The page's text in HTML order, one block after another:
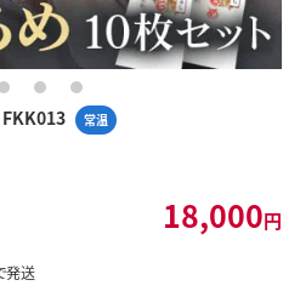
FKK013 常温
2 3 4
18,000円
発送